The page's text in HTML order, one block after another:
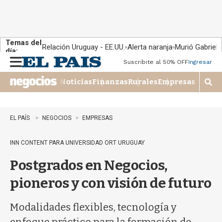
Temas del
día:
Relación Uruguay - EE.UU. Alerta naranja Murió Gabriel
n
u
Suscribite al 50% OFFIngresar
NoticiasFinanzasRuralesEmpresas
M
o
q
EL PAÍS NEGOCIOS EMPRESAS
INN CONTENT PARA UNIVERSIDAD ORT URUGUAY
Postgrados en Negocios,
pioneros y con visión de futuro
Modalidades flexibles, tecnología y